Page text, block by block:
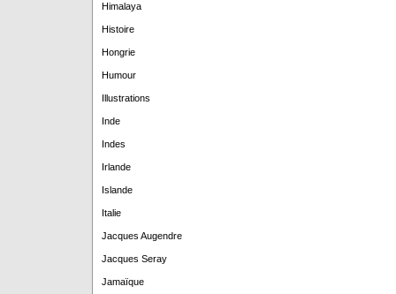
Himalaya
Histoire
Hongrie
Humour
Illustrations
Inde
Indes
Irlande
Islande
Italie
Jacques Augendre
Jacques Seray
Jamaïque